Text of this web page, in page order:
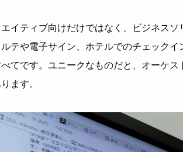
イティブ向けだけではなく、ビジネスソ
テや電子サイン、ホテルでのチェックイ
てです。ユニークなものだと、オーケス
ます。